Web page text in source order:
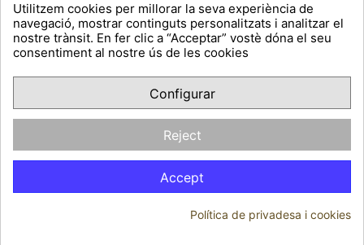
A R T S F I T É
FacebookYouTubePinterest
OPINIONS CLIENTS
Utilitzem cookies per millorar la seva experiència de
navegació, mostrar continguts personalitzats i analitzar el
nostre trànsit. En fer clic a “Acceptar” vostè dóna el seu
consentiment al nostre ús de les cookies
Configurar
Reject
Accept
Política de privadesa i cookies